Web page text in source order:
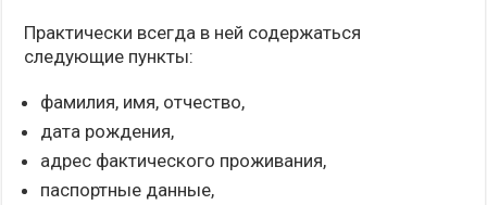
Практически всегда в ней содержаться
следующие пункты:
фамилия, имя, отчество,
дата рождения,
адрес фактического проживания,
паспортные данные,